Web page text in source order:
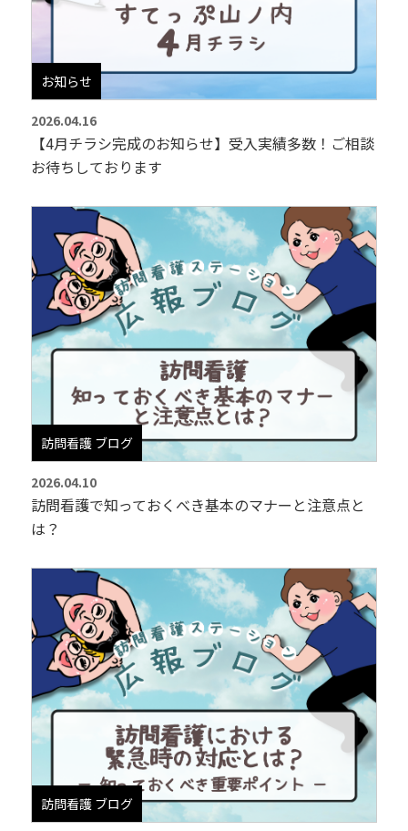
お知らせ
2026.04.16
【4月チラシ完成のお知らせ】受入実績多数！ご相談
お待ちしております
訪問看護 ブログ
2026.04.10
訪問看護で知っておくべき基本のマナーと注意点と
は？
訪問看護 ブログ